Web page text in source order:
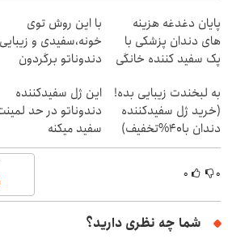
پایان دغدغه هزینه
های دندان پزشکی با
پک سفید کننده خانگی
با این روش توی
خونه،سفیدی و زیبایی
دندوناتو برگردون
به لبخندت زیبایی بده!
(خرید ژل سفیدکننده
دندان با40%تخفیف)
این ژل سفیدکننده
دندوناتو در حد
سفید میکنه
(40%تخفیف)
۰ ۰
شما چه نظری دارید؟